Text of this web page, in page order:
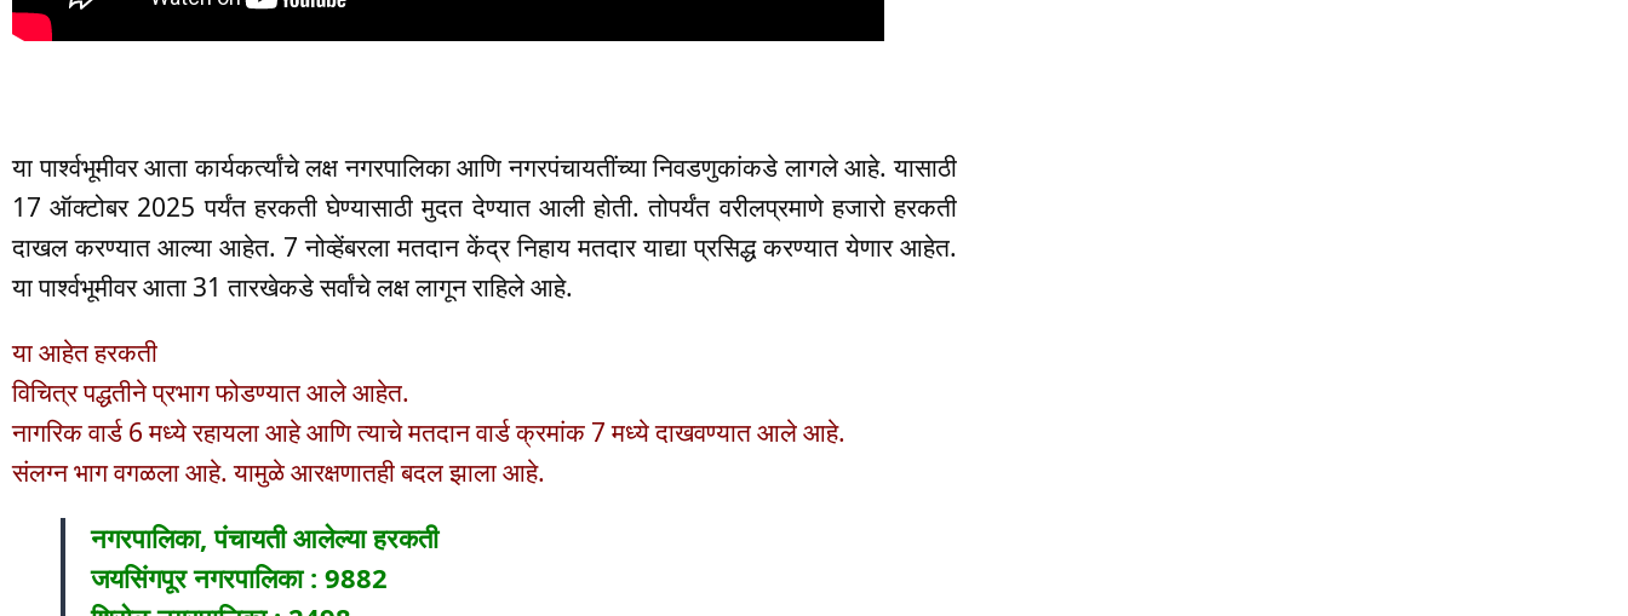
या पार्श्वभूमीवर आता कार्यकर्त्यांचे लक्ष नगरपालिका आणि नगरपंचायतींच्या निवडणुकांकडे लागले आहे. यासाठी
17 ऑक्टोबर 2025 पर्यंत हरकती घेण्यासाठी मुदत देण्यात आली होती. तोपर्यंत वरीलप्रमाणे हजारो हरकती
दाखल करण्यात आल्या आहेत. 7 नोव्हेंबरला मतदान केंद्र निहाय मतदार याद्या प्रसिद्ध करण्यात येणार आहेत.
या पार्श्वभूमीवर आता 31 तारखेकडे सर्वांचे लक्ष लागून राहिले आहे.
या आहेत हरकती
विचित्र पद्धतीने प्रभाग फोडण्यात आले आहेत.
नागरिक वार्ड 6 मध्ये रहायला आहे आणि त्याचे मतदान वार्ड क्रमांक 7 मध्ये दाखवण्यात आले आहे.
संलग्न भाग वगळला आहे. यामुळे आरक्षणातही बदल झाला आहे.
नगरपालिका, पंचायती आलेल्या हरकती
जयसिंगपूर नगरपालिका : 9882